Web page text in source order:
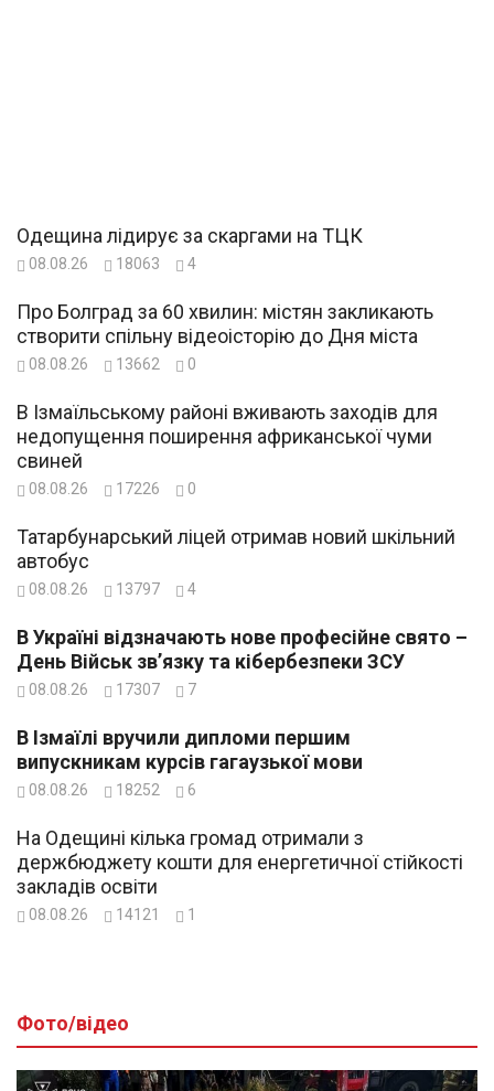
Одещина лідирує за скаргами на ТЦК
08.08.26 18063 4
Про Болград за 60 хвилин: містян закликають
створити спільну відеоісторію до Дня міста
08.08.26 13662 0
В Ізмаїльському районі вживають заходів для
недопущення поширення африканської чуми
свиней
08.08.26 17226 0
Татарбунарський ліцей отримав новий шкільний
автобус
08.08.26 13797 4
В Україні відзначають нове професійне свято –
День Військ зв’язку та кібербезпеки ЗСУ
08.08.26 17307 7
В Ізмаїлі вручили дипломи першим
випускникам курсів гагаузької мови
08.08.26 18252 6
На Одещині кілька громад отримали з
держбюджету кошти для енергетичної стійкості
закладів освіти
08.08.26 14121 1
Фото/відео